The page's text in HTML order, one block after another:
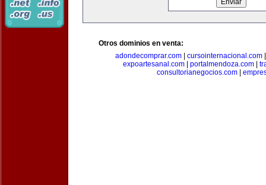
Otros dominios en venta:
adondecomprar.com| cursointernacional.com
expoartesanal.com| portalmendoza.com|
consultorianegocios.com